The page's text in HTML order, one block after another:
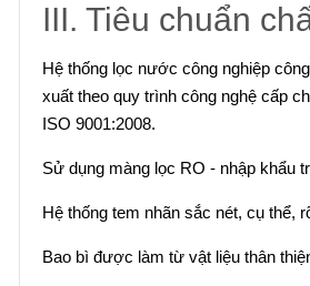
III. Tiêu chuẩn
Hệ thống lọc nước công nghiệp
xuất theo quy trình công nghệ cấp
ISO 9001:2008.
Sử dụng màng lọc RO - nhập khẩu
Hệ thống tem nhãn sắc nét, cụ thể,
Bao bì được làm từ vật liệu thân